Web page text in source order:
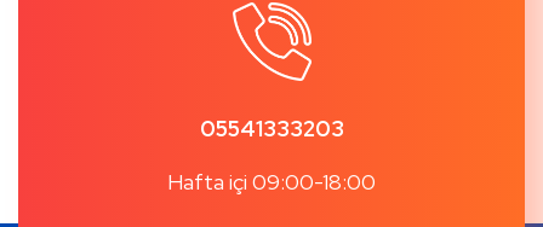
05541333203
Hafta içi 09:00-18:00